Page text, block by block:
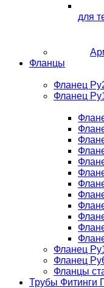
для
Фланцы
Фланец
Фланец
Фланец
Фланец
Фланцы
Трубы Фитинги